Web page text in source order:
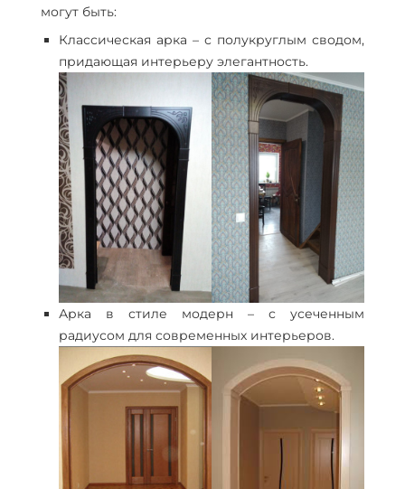
могут быть:
Классическая арка – с полукруглым сводом,
придающая интерьеру элегантность.
Арка в стиле модерн – с усеченным
радиусом для современных интерьеров.